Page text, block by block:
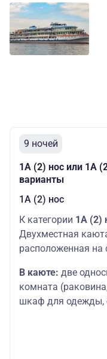
9 ночей
1А (2) нос или 1А
варианты
1А (2) нос
К категории 1А (2)
Двухместная
расположенная на
В каюте: две
комната
шкаф для одежды,